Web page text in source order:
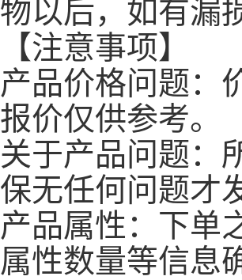
物以后，如有漏
【注意事项】
产品价格问题：
报价仅供参考。
关于产品问题：
保无任何问题才
产品属性：下单
属性数量等信息